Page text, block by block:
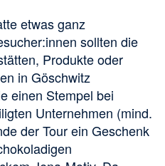
etwas ganz
sollten die
Produkte oder
in Göschwitz
einen Stempel bei
Unternehmen (mind.
der Tour ein Geschenk